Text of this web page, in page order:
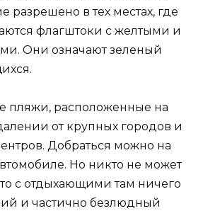
разрешено в тех местах, где
флагштоки с желтыми и
Они означают зеленый
пляжи, расположенные на
от крупных городов и
Добраться можно на
Но никто не может
с отдыхающими там ничего
и частично безлюдный